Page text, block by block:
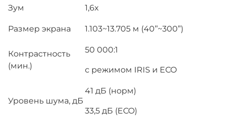
Зум 1,6x
Размер экрана 1.103~13.705 м (40’’~300”)
Контрастность
(мин.)
50 000:1
с режимом IRIS и ECO
Уровень шума, дБ
41 дБ (норм)
33,5 дБ (ECO)